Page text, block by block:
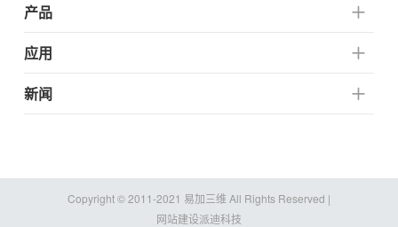
产品
应用
新闻
Copyright © 2011-2021 易加三维 All Rights Reserved |
网站建设派迪科技